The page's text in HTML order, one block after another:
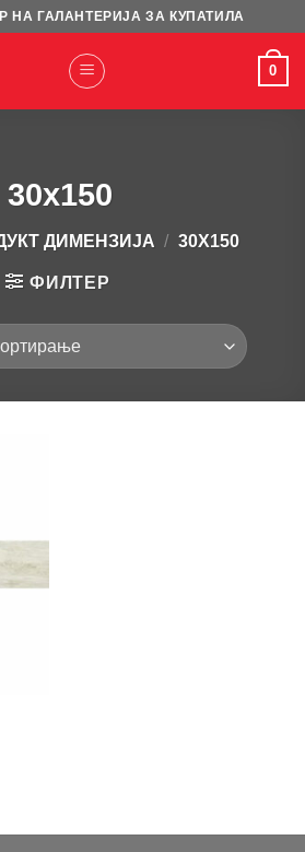
НА ГАЛАНТЕРИЈА ЗА КУПАТИЛА
0
30x150
ДИМЕНЗИЈА / 30X150
ФИЛТЕР